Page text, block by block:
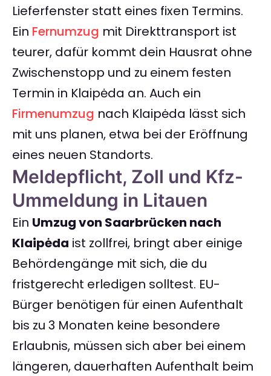
Lieferfenster statt eines fixen Termins.
Ein Fernumzug mit Direkttransport ist
teurer, dafür kommt dein Hausrat ohne
Zwischenstopp und zu einem festen
Termin in Klaipėda an. Auch ein
Firmenumzug nach Klaipėda lässt sich
mit uns planen, etwa bei der Eröffnung
eines neuen Standorts.
Meldepflicht, Zoll und Kfz-
Ummeldung in Litauen
Ein Umzug von Saarbrücken nach
Klaipėda ist zollfrei, bringt aber einige
Behördengänge mit sich, die du
fristgerecht erledigen solltest. EU-
Bürger benötigen für einen Aufenthalt
bis zu 3 Monaten keine besondere
Erlaubnis, müssen sich aber bei einem
längeren, dauerhaften Aufenthalt beim